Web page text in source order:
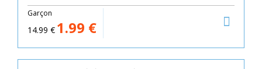
Garçon
14.99 € 1.99 €